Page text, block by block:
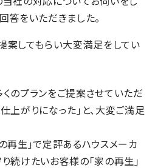
答をいただきました。
案してもらい大変満足をしてい
のプランをご提案させていただ
上がりになった」と、大変ご満足
再生」で定評あるハウスメーカ
続けたいお客様の「家の再生」